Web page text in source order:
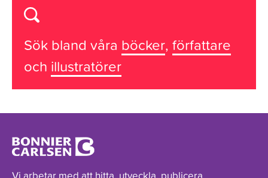
Sök bland våra böcker, författare
och illustratörer